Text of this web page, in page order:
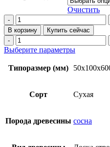
22
Очистить
Количество
товара
Строганная
доска
сухая
мм
(45х90)
В корзину Купить сейчас
Количество
товара
Строганная
доска
сухая
(45х90)
Выберите параметрыЭтот
имеет
Опции
на
Типоразмер (мм)
Сорт Сухая
Порода древесины сосна